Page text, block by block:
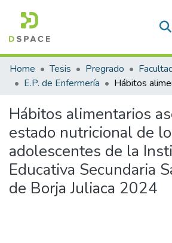
Communities & Collections
All of DSpace
Home Tesis Pregrado
E.P. de Enfermería
Hábitos alimentarios
estado nutricional de
adolescentes de la
Educativa Secundaria
de Borja Juliaca 2024